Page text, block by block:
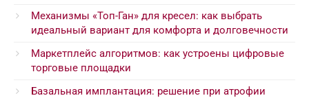
Механизмы «Топ-Ган» для кресел: как выбрать
идеальный вариант для комфорта и долговечности
Маркетплейс алгоритмов: как устроены цифровые
торговые площадки
Базальная имплантация: решение при атрофии